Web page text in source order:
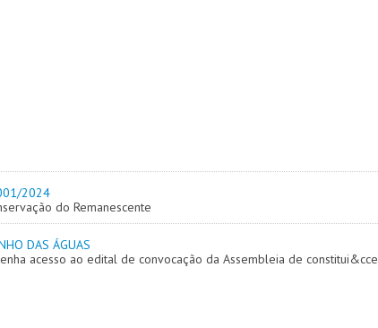
2024
do Remanescente
DAS ÁGUAS
acesso ao edital de convocação da Assembleia de constitui&cce